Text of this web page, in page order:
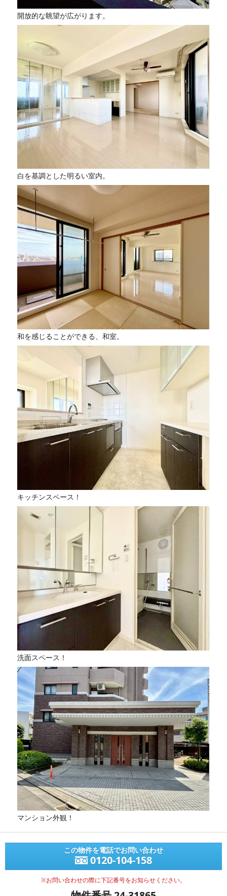
開放的な眺望が広がります。
白を基調とした明るい室内。
和を感じることができる、和室。
キッチンスペース！
洗面スペース！
マンション外観！
この物件を電話でお問い合わせ
0120-104-158
※お問い合わせの際に下記番号をお知らせください。